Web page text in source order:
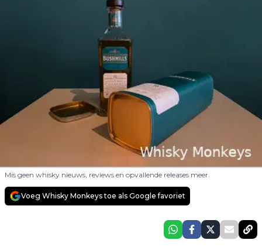
Mis geen whisky nieuws, reviews en opvallende releases meer.
Voeg Whisky Monkeys toe als Google favoriet